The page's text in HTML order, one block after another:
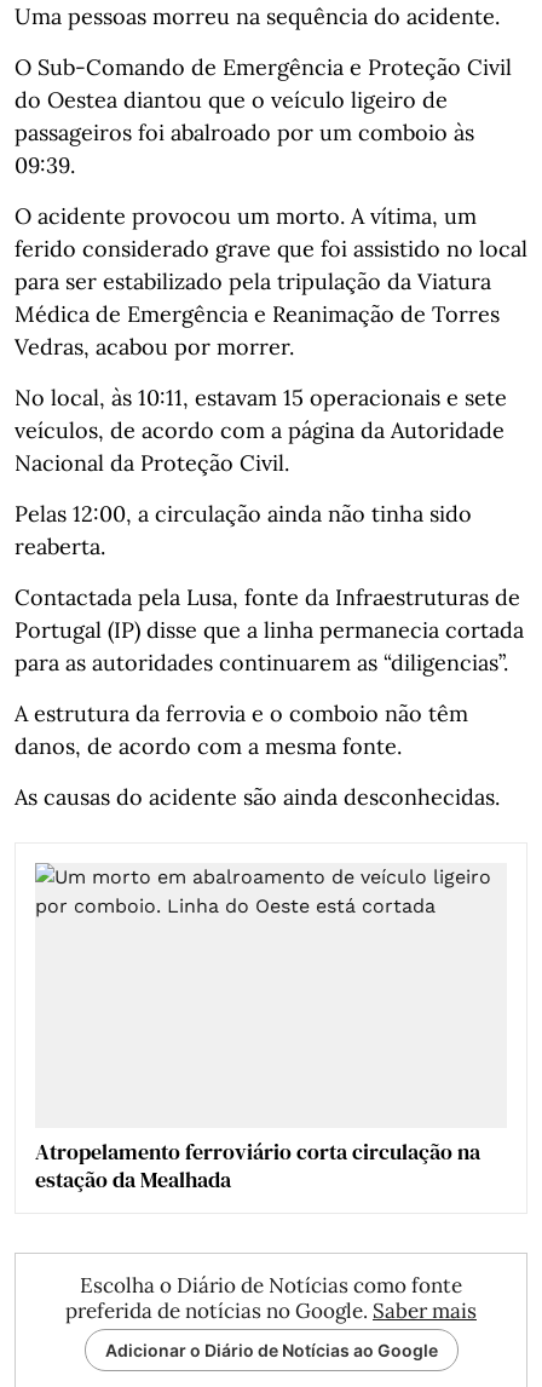
Uma pessoas morreu na sequência do acidente.
O Sub-Comando de Emergência e Proteção Civil
do Oestea diantou que o veículo ligeiro de
passageiros foi abalroado por um comboio às
09:39.
O acidente provocou um morto. A vítima, um
ferido considerado grave que foi assistido no local
para ser estabilizado pela tripulação da Viatura
Médica de Emergência e Reanimação de Torres
Vedras, acabou por morrer.
No local, às 10:11, estavam 15 operacionais e sete
veículos, de acordo com a página da Autoridade
Nacional da Proteção Civil.
Pelas 12:00, a circulação ainda não tinha sido
reaberta.
Contactada pela Lusa, fonte da Infraestruturas de
Portugal (IP) disse que a linha permanecia cortada
para as autoridades continuarem as “diligencias”.
A estrutura da ferrovia e o comboio não têm
danos, de acordo com a mesma fonte.
As causas do acidente são ainda desconhecidas.
Atropelamento ferroviário corta circulação na
estação da Mealhada
Escolha o Diário de Notícias como fonte
preferida de notícias no Google. Saber mais
Adicionar o Diário de Notícias ao Google